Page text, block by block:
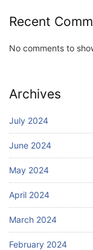
Recent
No comments to
Archives
July 2024
June 2024
May 2024
April 2024
March 2024
February 2024